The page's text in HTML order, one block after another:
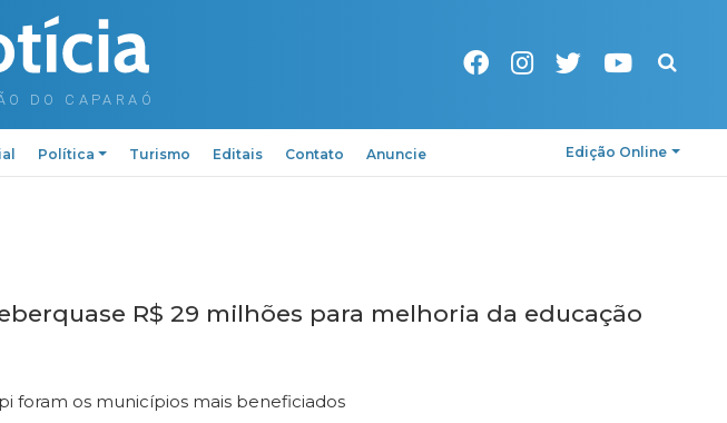
Pesquisa
Política Turismo Editais Contato Anuncie Edição Online
R$ 29 milhões para melhoria da educação
foram os municípios mais beneficiados